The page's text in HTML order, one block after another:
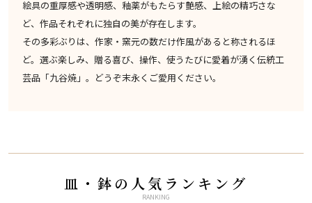
絵具の重厚感や透明感、釉薬がもたらす艶感、上絵の精巧さな
ど、作品それぞれに独自の美が存在します。
その多彩ぶりは、作家・窯元の数だけ作風があると称されるほ
ど。選ぶ楽しみ、贈る喜び、操作、使うたびに愛着が湧く伝統工
芸品「九谷焼」。どうぞ末永くご愛用ください。
皿・鉢の人気ランキング
RANKING